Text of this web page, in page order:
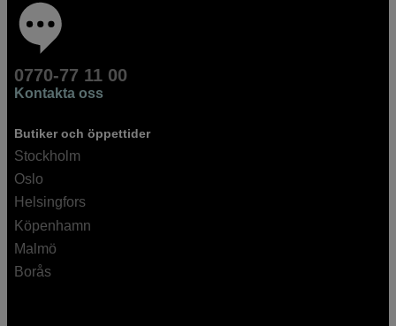
0770-77 11 00
Kontakta oss
Butiker och öppettider
Stockholm
Oslo
Helsingfors
Köpenhamn
Malmö
Borås